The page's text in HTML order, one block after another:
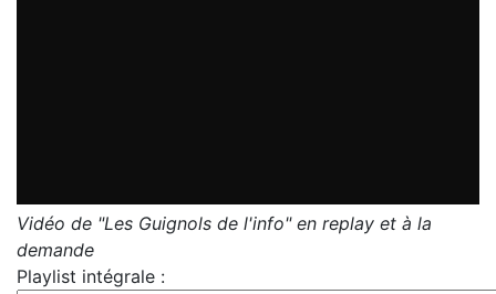
Vidéo de "Les Guignols de l'info" en replay et à la
demande
Playlist intégrale :